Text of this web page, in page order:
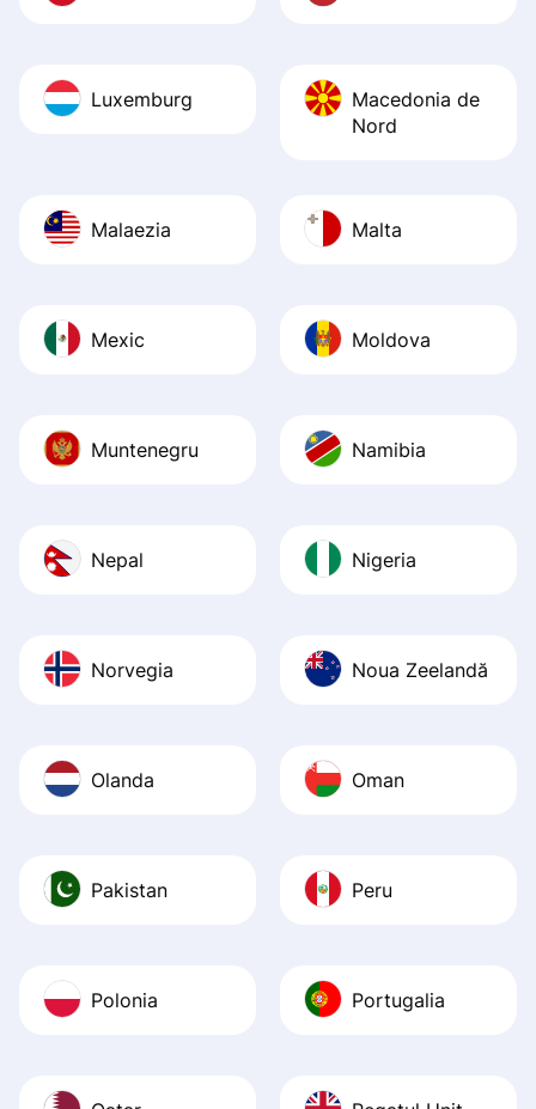
Luxemburg
Macedonia de
Nord
Malaezia Malta
Mexic Moldova
Muntenegru Namibia
Nepal Nigeria
Norvegia Noua Zeelandă
Olanda Oman
Pakistan Peru
Polonia Portugalia